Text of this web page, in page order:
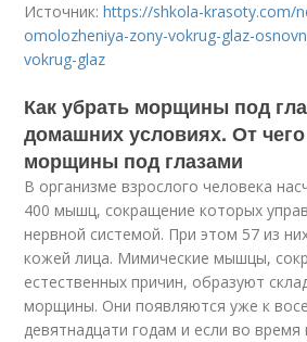
Источник:https://shkola-krasoty.com/
omolozheniya-zony-vokrug-glaz-
vokrug-glaz
Как убрать морщины под
домашних условиях. От
морщины под глазами
В организме взрослого человека
400 мышц, сокращение которых
нервной системой. При этом 57 из
кожей лица. Мимические мышцы,
естественных причин, образуют
морщины. Они появляются уже к
девятнадцати годам и если во время